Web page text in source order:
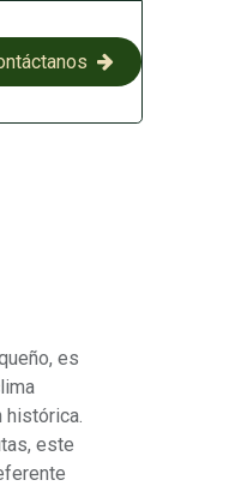
es
histórica.
este